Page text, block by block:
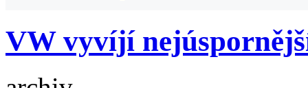
VW vyvíjí